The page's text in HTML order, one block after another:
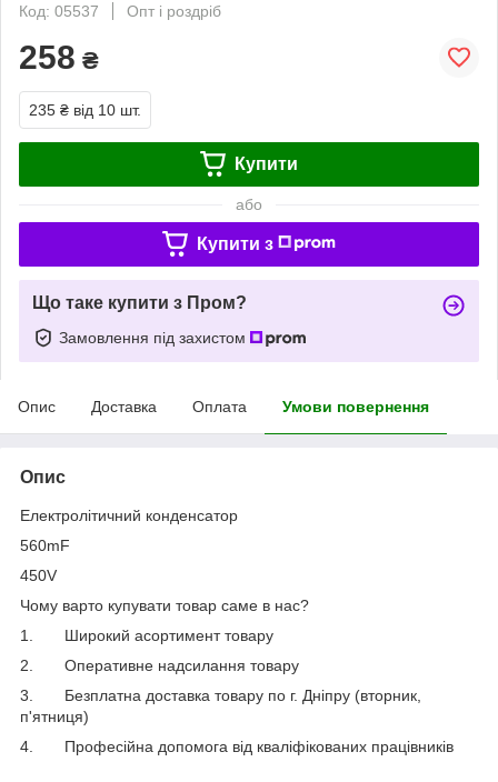
Код: 05537
Опт і роздріб
258 ₴
235 ₴ від 10 шт.
Купити
або
Купити з
Що таке купити з Пром?
Замовлення під захистом
Опис Доставка Оплата Умови повернення
Опис
Електролітичний конденсатор
560mF
450V
Чому варто купувати товар саме в нас?
1.
Широкий асортимент товару
2.
Оперативне надсилання товару
3.
Безплатна доставка товару по г. Дніпру (вторник,
п'ятниця)
4.
Професійна допомога від кваліфікованих працівників